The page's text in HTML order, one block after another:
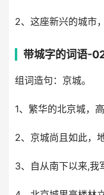
2、这座新兴的城市
带城字的词语-
组词造句：京城。
1、繁华的北京城，高
2、京城尚且如此，
3、自从南下以来,我